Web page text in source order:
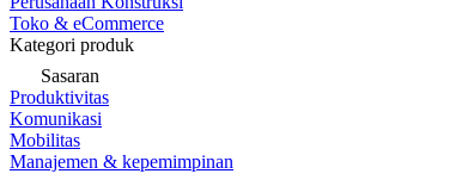
Toko & eCommerce
Kategori produk
Sasaran
Produktivitas
Komunikasi
Mobilitas
Manajemen & kepemimpinan